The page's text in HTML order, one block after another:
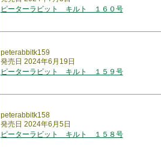
ピーターラビット キルト １６０号
peterabbitk159
発売日 2024年6月19日
ピーターラビット キルト １５９号
peterabbitk158
発売日 2024年6月5日
ピーターラビット キルト １５８号